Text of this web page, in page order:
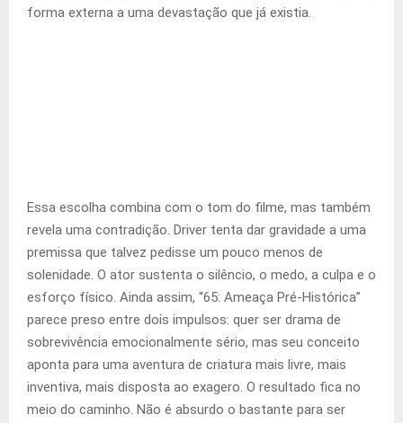
forma externa a uma devastação que já existia.
Essa escolha combina com o tom do filme, mas também
revela uma contradição. Driver tenta dar gravidade a uma
premissa que talvez pedisse um pouco menos de
solenidade. O ator sustenta o silêncio, o medo, a culpa e o
esforço físico. Ainda assim, “65: Ameaça Pré-Histórica”
parece preso entre dois impulsos: quer ser drama de
sobrevivência emocionalmente sério, mas seu conceito
aponta para uma aventura de criatura mais livre, mais
inventiva, mais disposta ao exagero. O resultado fica no
meio do caminho. Não é absurdo o bastante para ser